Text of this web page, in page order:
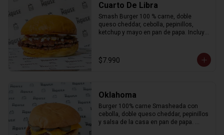
Cuarto De Libra
Smash Burger 100 % carne, doble
queso cheddar, cebolla, pepinillos,
ketchup y mayo en pan de papa. Incluye
$7.990
Oklahoma
Burger 100% carne Smasheada con
cebolla, doble queso cheddar, pepinillos
y salsa de la casa en pan de papa.